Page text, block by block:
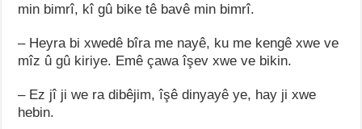
min bimrî, kî gû bike tê bavê min bimrî.
– Heyra bi xwedê bîra me nayê, ku me kengê xwe ve
mîz û gû kiriye. Emê çawa îşev xwe ve bikin.
– Ez jî ji we ra dibêjim, îşê dinyayê ye, hay ji xwe
hebin.